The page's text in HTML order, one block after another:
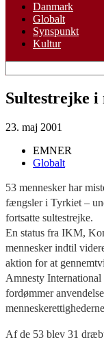
Danmark
Globalt
Synspunkt
Kultur
Sultestrejke i
23. maj 2001
EMNER
Globalt
53 mennesker har
fængsler i Tyrkiet –
fortsatte sultestrejke.
En status fra IKM,
mennesker indtil
aktion for at
Amnesty International
fordømmer
Af de 53 blev 31